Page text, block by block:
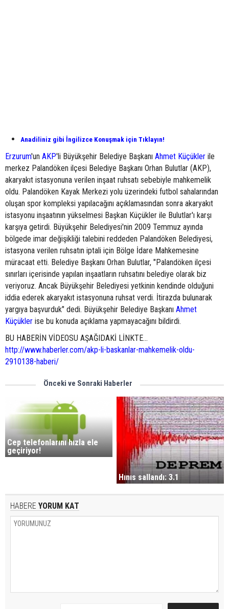
Anadiliniz gibi İngilizce Konuşmak için Tıklayın!
Erzurum'un AKP'li Büyükşehir Belediye Başkanı Ahmet Küçükler ile
merkez Palandöken ilçesi Belediye Başkanı Orhan Bulutlar (AKP),
akaryakıt istasyonuna verilen inşaat ruhsatı sebebiyle mahkemelik
oldu. Palandöken Kayak Merkezi yolu üzerindeki futbol sahalarından
oluşan spor kompleksi yapılacağını açıklamasından sonra akaryakıt
istasyonu inşaatının yükselmesi Başkan Küçükler ile Bulutlar'ı karşı
karşıya getirdi. Büyükşehir Belediyesi'nin 2009 Temmuz ayında
bölgede imar değişikliği talebini reddeden Palandöken Belediyesi,
istasyona verilen ruhsatın iptali için Bölge İdare Mahkemesine
müracaat etti. Belediye Başkanı Orhan Bulutlar, "Palandöken ilçesi
sınırları içerisinde yapılan inşaatların ruhsatını belediye olarak biz
veriyoruz. Ancak Büyükşehir Belediyesi yetkinin kendinde olduğuni
iddia ederek akaryakıt istasyonuna ruhsat verdi. İtirazda bulunarak
yargıya başvurduk" dedi. Büyükşehir Belediye Başkanı Ahmet
Küçükler ise bu konuda açıklama yapmayacağını bildirdi.
BU HABERİN VİDEOSU AŞAĞIDAKİ LİNKTE...
http://www.haberler.com/akp-li-baskanlar-mahkemelik-oldu-
2910138-haberi/
Önceki ve Sonraki Haberler
Cep telefonlarını hızla ele
geçiriyor!
Hınıs sallandı: 3.1
HABERE YORUM KAT